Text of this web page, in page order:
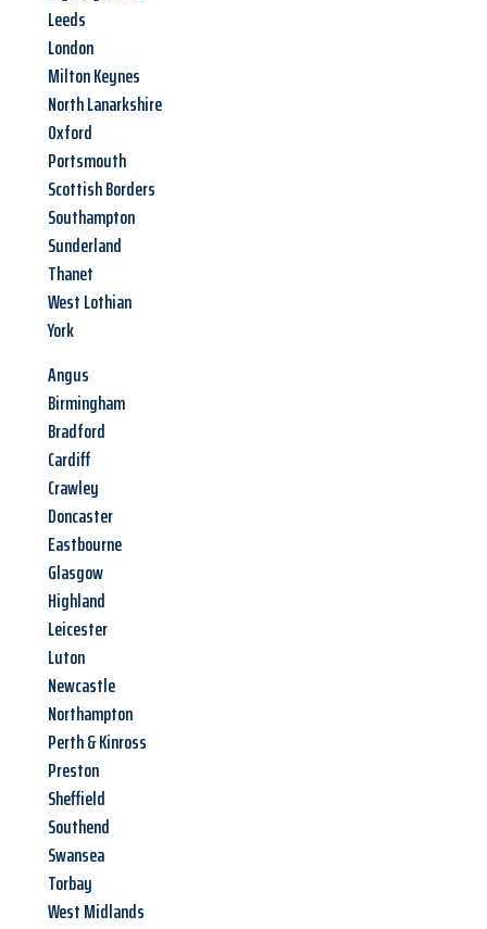
Leeds
London
Milton Keynes
North Lanarkshire
Oxford
Portsmouth
Scottish Borders
Southampton
Sunderland
Thanet
West Lothian
York
Angus
Birmingham
Bradford
Cardiff
Crawley
Doncaster
Eastbourne
Glasgow
Highland
Leicester
Luton
Newcastle
Northampton
Perth & Kinross
Preston
Sheffield
Southend
Swansea
Torbay
West Midlands